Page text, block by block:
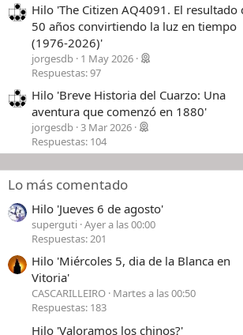
Hilo 'The Citizen AQ4091. El resultado
50 años convirtiendo la luz en tiempo
(1976-2026)'
jorgesdb 1 May 2026
Respuestas: 97
Hilo 'Breve Historia del Cuarzo: Una
aventura que comenzó en 1880'
jorgesdb 3 Mar 2026
Respuestas: 104
Lo más comentado
Hilo 'Jueves 6 de agosto'
superguti Ayer a las 00:00
Respuestas: 201
Hilo 'Miércoles 5, dia de la Blanca en
Vitoria'
CASCARILLEIRO Martes a las 00:50
Respuestas: 183
Hilo 'Valoramos los chinos?'